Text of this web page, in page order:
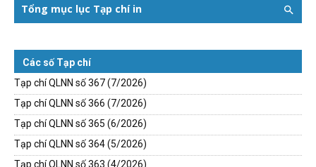
Tổng mục lục Tạp chí in
Các số Tạp chí
Tạp chí QLNN số 367 (7/2026)
Tạp chí QLNN số 366 (7/2026)
Tạp chí QLNN số 365 (6/2026)
Tạp chí QLNN số 364 (5/2026)
Tạp chí QLNN số 363 (4/2026)